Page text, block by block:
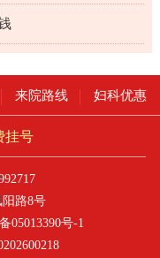
来院路线 妇科优惠
挂号
路8号
05013390号-1